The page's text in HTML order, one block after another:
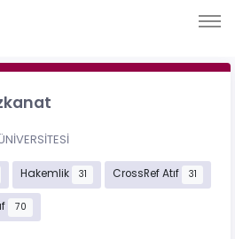
Hakemlik 31 CrossRef Atıf 31
70